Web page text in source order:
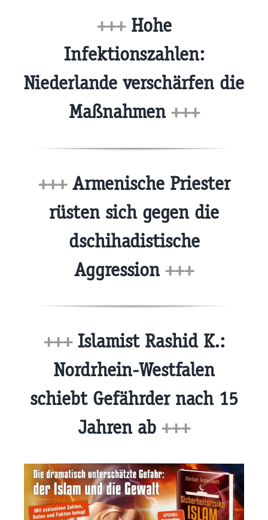
+++Hohe
Infektionszahlen:
Niederlande verschärfen die
Maßnahmen +++
+++Armenische Priester
rüsten sich gegen die
dschihadistische
Aggression +++
+++Islamist Rashid K.:
Nordrhein-Westfalen
schiebt Gefährder nach 15
Jahren ab +++